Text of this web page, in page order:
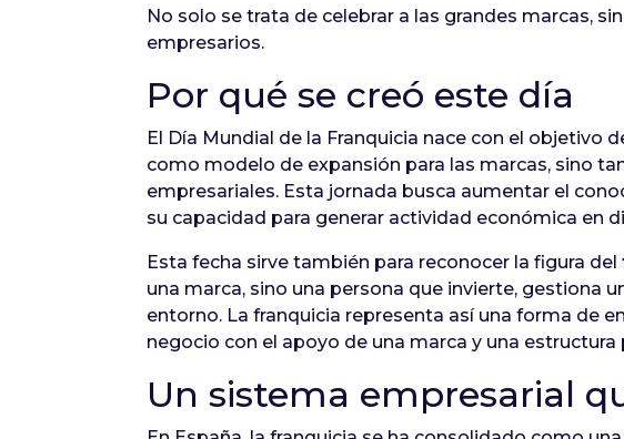
No solo se trata de celebrar a las grandes marcas,
empresarios.
Por qué se creó este día
El Día Mundial de la Franquicia nace con el objetivo
como modelo de expansión para las marcas, sino
empresariales. Esta jornada busca aumentar el
su capacidad para generar actividad económica en
Esta fecha sirve también para reconocer la figura del
una marca, sino una persona que invierte, gestiona
entorno. La franquicia representa así una forma de
negocio con el apoyo de una marca y una
Un sistema empresarial